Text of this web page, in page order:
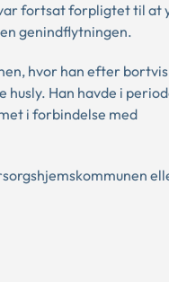
fortsat forpligtet til at
genindflytningen.
hvor han efter
Han havde i
i forbindelse med